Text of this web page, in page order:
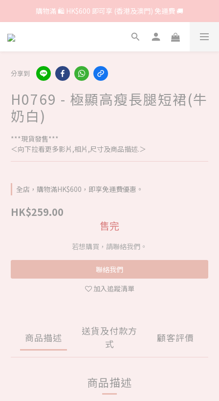
購物滿 🛍 HK$600 即可享 (香港及澳門) 免運費 🚚
分享到
H0769 - 極顯高瘦長腿短裙(牛
奶白)
***現貨發售***
＜向下拉看更多影片,相片,尺寸及商品描述.＞
全店，購物滿HK$600，即享免運費優惠。
HK$259.00
售完
若想購買，請聯絡我們。
聯絡我們
加入追蹤清單
商品描述
送貨及付款方
式
顧客評價
商品描述